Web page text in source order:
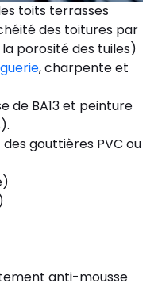
toits terrasses
des toitures par
porosité des tuiles)
, charpente et
de BA13 et peinture
gouttières PVC ou
anti-mousse